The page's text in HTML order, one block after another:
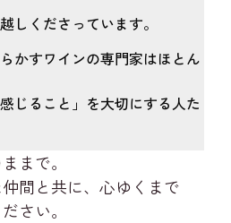
しくださっています。
かすワインの専門家はほとん
じること」を大切にする人た
まで。
間と共に、心ゆくまで
さい。